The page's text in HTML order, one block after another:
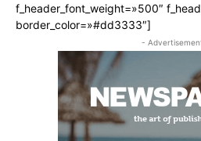
f_header_font_weight=»500″
border_color=»#dd3333″]
-